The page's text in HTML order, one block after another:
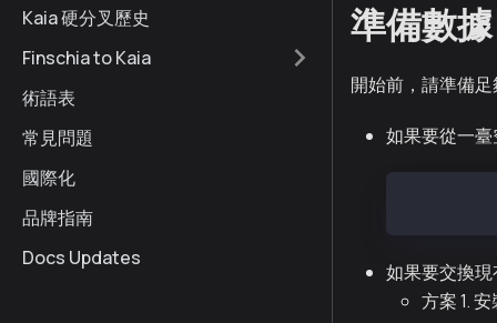
Kaia 硬分叉歷史
Finschia to Kaia
術語表
常見問題
國際化
品牌指南
Docs Updates
準備數
開始前，請準備
如果要從一臺
如果要交換現
方案 1.